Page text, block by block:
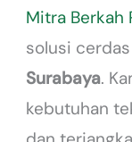
Mitra Berkah
solusi
Surabaya.
kebutuhan